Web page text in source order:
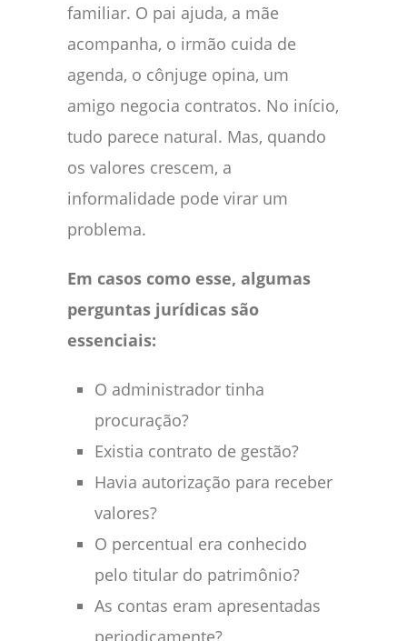
familiar. O pai ajuda, a mãe
acompanha, o irmão cuida de
agenda, o cônjuge opina, um
amigo negocia contratos. No início,
tudo parece natural. Mas, quando
os valores crescem, a
informalidade pode virar um
problema.
Em casos como esse, algumas
perguntas jurídicas são
essenciais:
O administrador tinha
procuração?
Existia contrato de gestão?
Havia autorização para receber
valores?
O percentual era conhecido
pelo titular do patrimônio?
As contas eram apresentadas
periodicamente?